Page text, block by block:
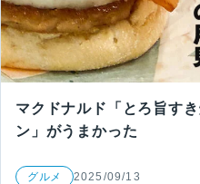
マクドナルド「とろ旨す
ン」がうまかった
グルメ 2025/09/13